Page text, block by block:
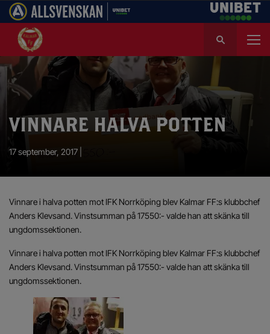
k
VINNARE HALVA POTTEN
17 september, 2017 |
Vinnare i halva potten mot IFK Norrköping blev Kalmar FF:s klubbchef
Anders Klevsand. Vinstsumman på 17550:- valde han att skänka till
ungdomssektionen.
Vinnare i halva potten mot IFK Norrköping blev Kalmar FF:s klubbchef
Anders Klevsand. Vinstsumman på 17550:- valde han att skänka till
ungdomssektionen.